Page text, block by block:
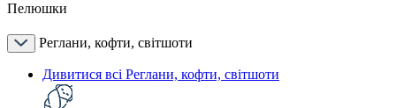
Пелюшки
Реглани, кофти, світшоти
Дивитися всі Реглани, кофти, світшоти